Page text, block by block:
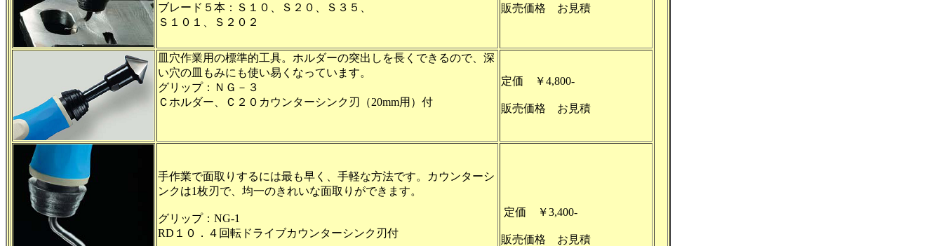
ブレード５本：Ｓ１０、Ｓ２０、Ｓ３５、
Ｓ１０１、Ｓ２０２
販売価格 お見積
皿穴作業用の標準的工具。ホルダーの突出しを長くできるので、深
い穴の皿もみにも使い易くなっています。
グリップ：ＮＧ－３
Ｃホルダー、Ｃ２０カウンターシンク刃（20mm用）付
定価 ￥4,800-
販売価格 お見積
手作業で面取りするには最も早く、手軽な方法です。カウンターシ
ンクは1枚刃で、均一のきれいな面取りができます。
グリップ：NG-1
RD１０．４回転ドライブカウンターシンク刃付
定価 ￥3,400-
販売価格 お見積